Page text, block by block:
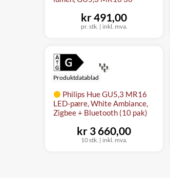
pr. stk. | inkl. mva.
kr 491,00
Philips Hue GU5,3 MR16
LED-pære, White Ambiance,
Zigbee + Bluetooth (10 pak)
Produktdatablad
10 stk. | inkl. mva.
kr 3 660,00